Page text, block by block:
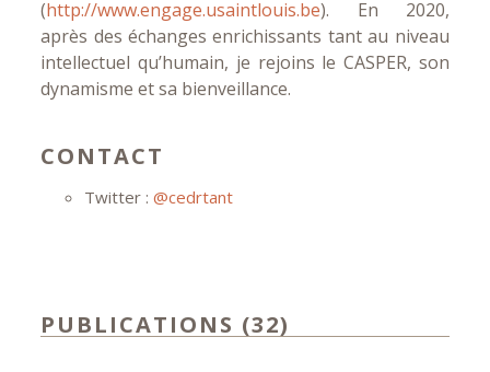
(http://www.engage.usaintlouis.be). En 2020,
après des échanges enrichissants tant au niveau
intellectuel qu’humain, je rejoins le CASPER, son
dynamisme et sa bienveillance.
CONTACT
Twitter :@cedrtant
PUBLICATIONS (32)